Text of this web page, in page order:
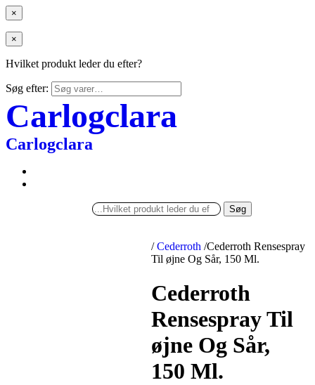
×
×
Hvilket produkt leder du efter?
Søg efter:
Carlogclara
Carlogclara
Søg
/ Cederroth /Cederroth Rensespray
Til øjne Og Sår, 150 Ml.
Cederroth
Rensespray Til
øjne Og Sår,
150 Ml.